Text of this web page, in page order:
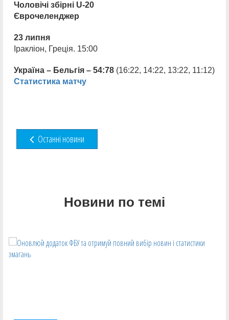
Чоловічі збірні U-20
Єврочеленджер
23 липня
Іракліон, Греція. 15:00
Україна – Бельгія – 54:78 (16:22, 14:22, 13:22, 11:12)
Статистика матчу
Останні новини
Новини по темі